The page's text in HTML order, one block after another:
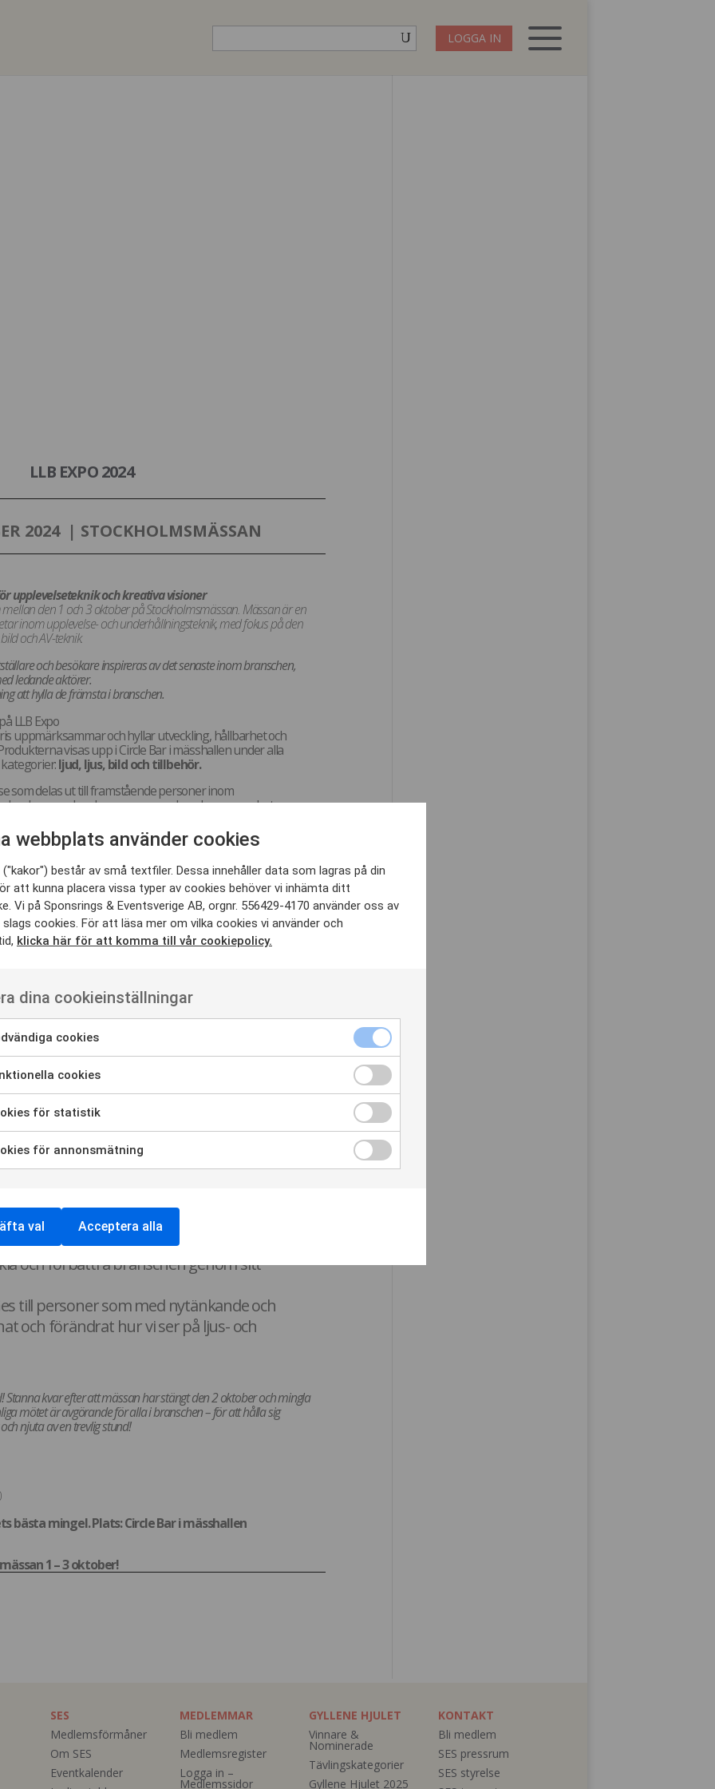
LOGGA IN
LLB EXPO 2024
2024 | STOCKHOLMSMÄSSAN
upplevelseteknik och kreativa visioner
den 1 och 3 oktober på Stockholmsmässan. Mässan är en
inom upplevelse- och underhållningsteknik, med fokus på den
och AV-teknik.
och besökare inspireras av det senaste inom branschen,
ledande aktörer.
att hylla de främsta i branschen.
LLB Expo
uppmärksammar och hyllar utveckling, hållbarhet och
visas upp i Circle Bar i mässhallen under alla
ljud, ljus, bild och tillbehör.
som delas ut till framstående personer inom
kunnande och engagemang hos dem som arbetar
Priset delas ut i två kategorier:
lyfter fram personer och företag som gjort
LLB Awards delas ut av
LLB och omfattar två utmärkelser:
Tilldelas en person som skapat, utvecklat eller
ett mervärde till branschen.
och framgångar och agerar som en
förebild.
och innovation
och LLB Awards är utmärkelser som uppmärksammar företag
nytänkande har vågat visa vägen mot nya framgångar. Dessa
och förmågan att se framtidens möjligheter, och inspirerar
minne av Pontus “Bullen” Lagerbielke,
inflytande på den svenska och internationella scenen. Priserna
insatser inom ljus- och ljuddesign.
två kategorier:
Award:Tilldelas personer som ägnat sina
och förbättra branschen genom sitt
till personer som med nytänkande och
och förändrat hur vi ser på ljus- och
Stanna kvar efter att mässan har stängt den 2 oktober och mingla
mötet är avgörande för alla i branschen – för att hålla sig
njuta av en trevlig stund!
bästa mingel. Plats: Circle Bar i mässhallen
1 – 3 oktober!
SES
Medlemsförmåner
Om SES
Eventkalender
MEDLEMMAR
Bli medlem
Medlemsregister
Logga in –
Medlemssidor
GYLLENE HJULET
Vinnare &
Nominerade
Tävlingskategorier
Gyllene Hjulet 2025
KONTAKT
Bli medlem
SES pressrum
SES styrelse
webbplats använder cookies
består av små textfiler. Dessa innehåller data som lagras på din
att kunna placera vissa typer av cookies behöver vi inhämta ditt
Vi på Sponsrings & Eventsverige AB, orgnr. 556429-4170 använder oss av
cookies. För att läsa mer om vilka cookies vi använder och
klicka här för att komma till vår cookiepolicy.
dina cookieinställningar
cookies
cookies
för statistik
för annonsmätning
val Acceptera alla